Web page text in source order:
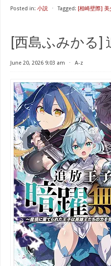
Posted in: 小説 ⋅ Tagged: [相崎壁際] 美
[西島ふみかる]
June 20, 2026 9:03 am ⋅ A-z